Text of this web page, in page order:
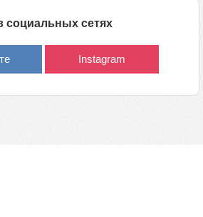
социальных сетях
Instagram